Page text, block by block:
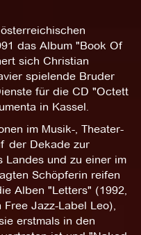
das Album "Book Of
sich Christian
spielende Bruder
für die CD "Octett
in Kassel.
im Musik-, Theater-
der Dekade zur
Landes und zu einer im
Schöpferin reifen
Alben "Letters" (1992,
Jazz-Label Leo),
erstmals in den